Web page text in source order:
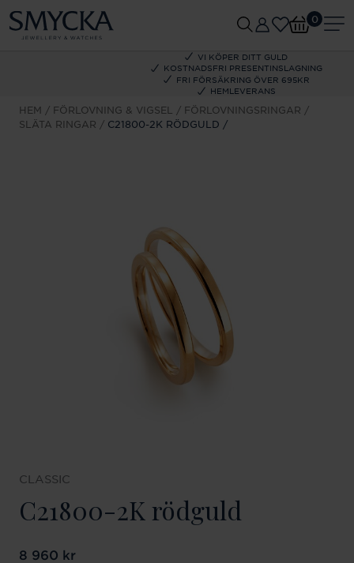
VI KÖPER DITT GULD
KOSTNADSFRI PRESENTINSLAGNING
FRI FÖRSÄKRING ÖVER 695KR
HEMLEVERANS
0
HEM FÖRLOVNING & VIGSEL
FÖRLOVNINGSRINGAR
SLÄTA RINGAR
C21800-2K RÖDGULD
CLASSIC
C21800-2K rödguld
Pris:8 960 kr
8 960 kr